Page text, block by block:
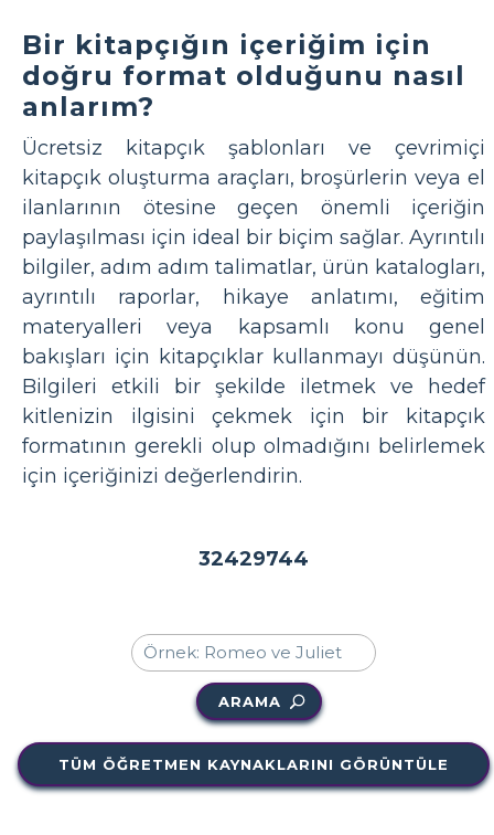
Bir kitapçığın içeriğim için
doğru format olduğunu nasıl
anlarım?
Ücretsiz kitapçık şablonları ve çevrimiçi
kitapçık oluşturma araçları, broşürlerin veya el
ilanlarının ötesine geçen önemli içeriğin
paylaşılması için ideal bir biçim sağlar. Ayrıntılı
bilgiler, adım adım talimatlar, ürün katalogları,
ayrıntılı raporlar, hikaye anlatımı, eğitim
materyalleri veya kapsamlı konu genel
bakışları için kitapçıklar kullanmayı düşünün.
Bilgileri etkili bir şekilde iletmek ve hedef
kitlenizin ilgisini çekmek için bir kitapçık
formatının gerekli olup olmadığını belirlemek
için içeriğinizi değerlendirin.
32429744
ARAMA
TÜM ÖĞRETMEN KAYNAKLARINI GÖRÜNTÜLE